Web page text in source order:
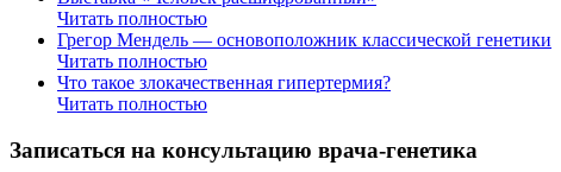
Читать полностью
Грегор Мендель — основоположник классической генетики
Читать полностью
Что такое злокачественная гипертермия?
Читать полностью
Записаться на консультацию врача-генетика